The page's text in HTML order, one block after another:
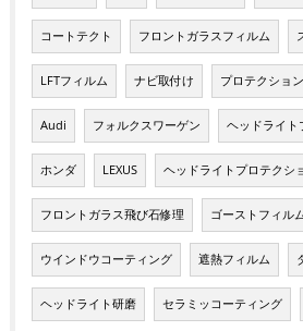
コートテクト フロントガラスフィルム
LFTフィルム ナビ取付け プロテクショ
Audi フォルクスワーゲン ヘッドライト
ホンダ LEXUS ヘッドライトプロテクシ
フロントガラス飛び石修理 ゴーストフィル
ウインドウコーティング 遮熱フィルム
ヘッドライト研磨 セラミッコーティング